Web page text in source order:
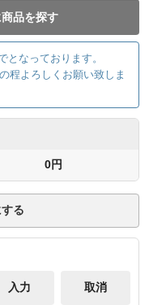
品を探す
となっております。
程よろしくお願い致しま
0円
る